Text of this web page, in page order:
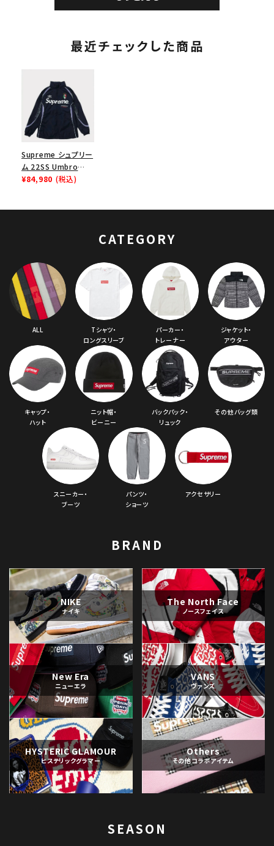
最近チェックした商品
Supreme シュプリー
ム 22SS Umbro
Track Jacket アン
¥84,980 (税込)
CATEGORY
ALL
Tシャツ・
ロングスリーブ
パーカー・
トレーナー
ジャケット・
アウター
キャップ・
ハット
ニット帽・
ビーニー
バックパック・
リュック
その他バッグ類
スニーカー・
ブーツ
パンツ・
ショーツ
アクセサリー
BRAND
NIKE
ナイキ
The North Face
ノースフェイス
New Era
ニューエラ
VANS
ヴァンズ
HYSTERIC GLAMOUR
ヒステリックグラマー
Others
その他コラボアイテム
SEASON